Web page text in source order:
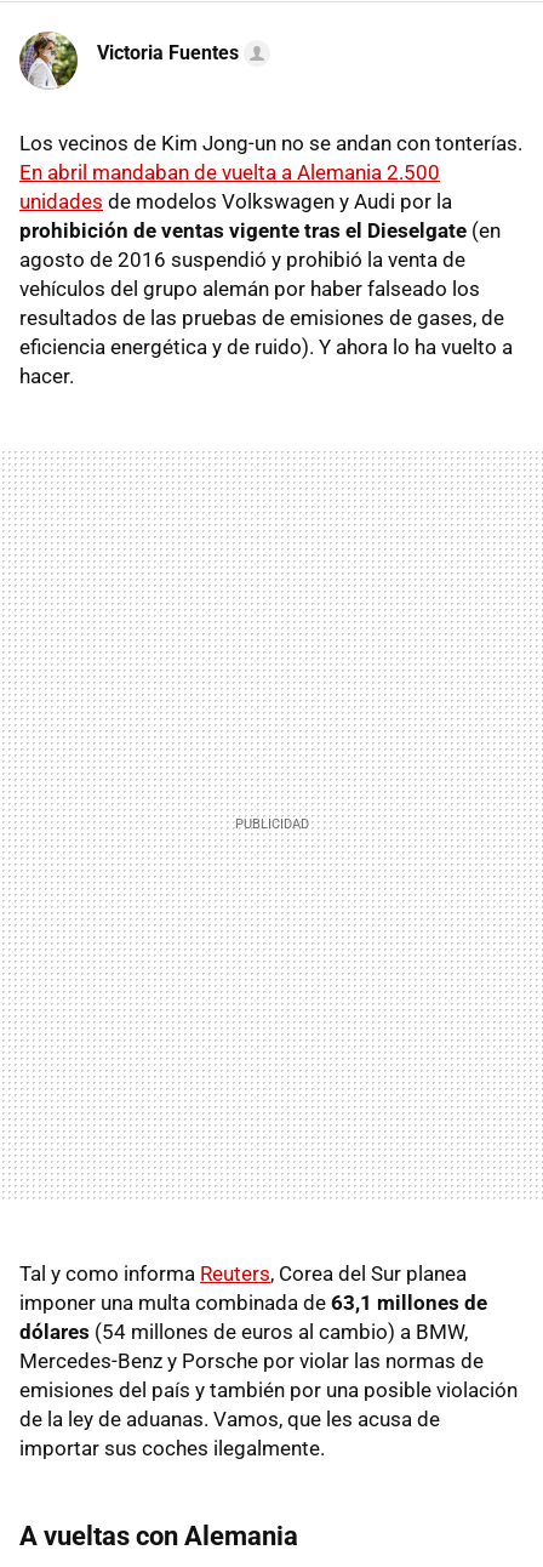
Victoria Fuentes
Los vecinos de Kim Jong-un no se andan con tonterías.
En abril mandaban de vuelta a Alemania 2.500
unidades de modelos Volkswagen y Audi por la
prohibición de ventas vigente tras el Dieselgate (en
agosto de 2016 suspendió y prohibió la venta de
vehículos del grupo alemán por haber falseado los
resultados de las pruebas de emisiones de gases, de
eficiencia energética y de ruido). Y ahora lo ha vuelto a
hacer.
Tal y como informa Reuters, Corea del Sur planea
imponer una multa combinada de 63,1 millones de
dólares (54 millones de euros al cambio) a BMW,
Mercedes-Benz y Porsche por violar las normas de
emisiones del país y también por una posible violación
de la ley de aduanas. Vamos, que les acusa de
importar sus coches ilegalmente.
A vueltas con Alemania